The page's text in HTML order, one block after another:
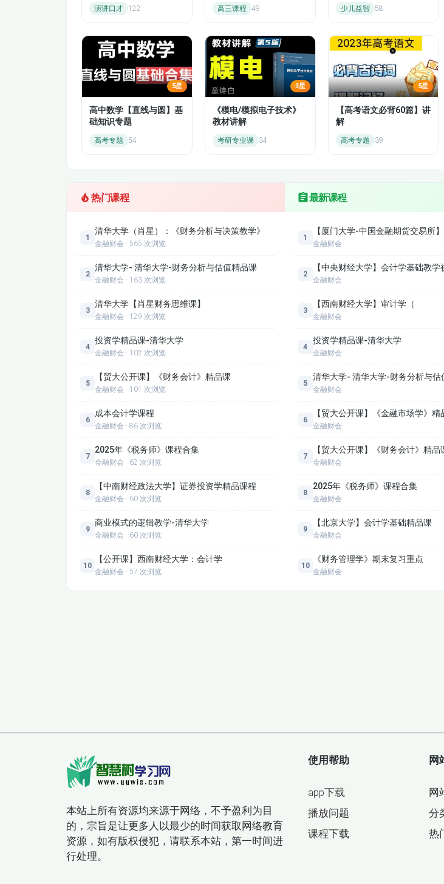
5.1.4 债券的发行和评级 5.2.1 债券交易规则（1
5.2.2 债券交易规则（2） 5.3 国际债券市场
6.1.2 债券定价公式 6.2.2 债券价值属性
6.3.1 久期及其计算 6.3.2 修正久期与利率
6.3.3 凸度与免疫
8.1.1股票市场概述（1） 8.1.2 股票市场概述（
8.2 国际股票市场 8.3 中国股票市场
8.4 股票发行市场（一）一级市场 8.5.1 股票流通市场（
9.3 股票估值定价（一）
金融市场10.1 10.3 期权合约
10.5 10.6
11.3证券投资基金市场的运行机制
12.2外汇市场概述
12.4远期外汇交易与掉期交易 12.5套汇交易和套利交
13.1 13.2
演讲口才 122 高三课程 49 少儿益智 58
5星
高中数学【直线与圆】基
础知识专题
高考专题 54
3星
《模电/模拟电子技术》
教材讲解
考研专业课 34
5星
【高考语文必背60篇】讲
解
高考专题 39
热门课程
1
清华大学（肖星）：《财务分析与决策教学》
金融财会 · 565 次浏览
2
清华大学- 清华大学-财务分析与估值精品课
金融财会 · 163 次浏览
3
清华大学【肖星财务思维课】
金融财会 · 129 次浏览
4
投资学精品课-清华大学
金融财会 · 102 次浏览
5
【贸大公开课】《财务会计》精品课
金融财会 · 101 次浏览
6
成本会计学课程
金融财会 · 86 次浏览
7
2025年《税务师》课程合集
金融财会 · 62 次浏览
8
【中南财经政法大学】证券投资学精品课程
金融财会 · 60 次浏览
9
商业模式的逻辑教学-清华大学
金融财会 · 60 次浏览
10
【公开课】西南财经大学：会计学
金融财会 · 57 次浏览
最新课程
1
【厦门大学-中国金融期货交易所
金融财会
2
【中央财经大学】会计学基础教学
金融财会
3
【西南财经大学】审计学（
金融财会
4
投资学精品课-清华大学
金融财会
5
清华大学- 清华大学-财务分析与估
金融财会
6
【贸大公开课】《金融市场学》精
金融财会
7
【贸大公开课】《财务会计》精品
金融财会
8
2025年《税务师》课程合集
金融财会
9
【北京大学】会计学基础精品课
金融财会
10
《财务管理学》期末复习重点
金融财会
本站上所有资源均来源于网络，不予盈利为目
的，宗旨是让更多人以最少的时间获取网络教育
资源，如有版权侵犯，请联系本站，第一时间进
行处理。
使用帮助
app下载
播放问题
课程下载
网
网
分
热